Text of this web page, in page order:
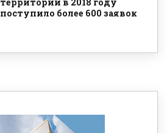
поступило более 600 заявок